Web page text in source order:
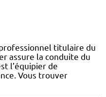
titulaire du
assure la conduite du
l’équipier de
Vous trouver